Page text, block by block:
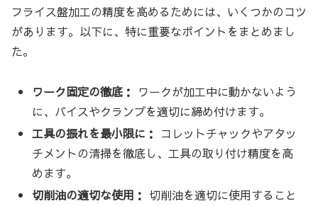
フライス盤加工の精度を高めるためには、いくつかのコツ
があります。以下に、特に重要なポイントをまとめまし
た。
ワーク固定の徹底： ワークが加工中に動かないよう
に、バイスやクランプを適切に締め付けます。
工具の振れを最小限に： コレットチャックやアタッ
チメントの清掃を徹底し、工具の取り付け精度を高
めます。
切削油の適切な使用： 切削油を適切に使用すること